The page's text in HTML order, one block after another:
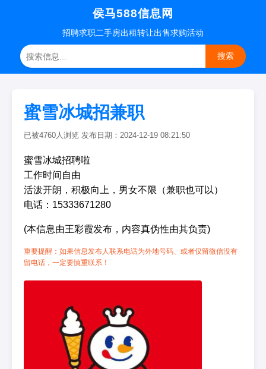
侯马588信息网
招聘求职二手房出租转让出售求购活动
搜索
蜜雪冰城招兼职
已被4760人浏览 发布日期：2024-12-19 08:21:50
蜜雪冰城招聘啦
工作时间自由
活泼开朗，积极向上，男女不限（兼职也可以）
电话：15333671280
(本信息由王彩霞发布，内容真伪性由其负责)
重要提醒：如果信息发布人联系电话为外地号码、或者仅留微信没有
留电话，一定要慎重联系！